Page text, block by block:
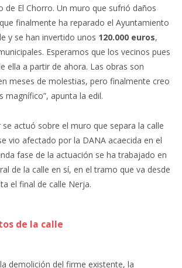
de El Chorro. Un muro que sufrió daños
finalmente ha reparado el Ayuntamiento
y se han invertido unos 120.000 euros,
Esperamos que los vecinos pues
ella a partir de ahora. Las obras son
meses de molestias, pero finalmente creo
magnífico”, apunta la edil.
se actuó sobre el muro que separa la calle
vio afectado por la DANA acaecida en el
fase de la actuación se ha trabajado en
de la calle en sí, en el tramo que va desde
el final de calle Nerja.
de la calle
demolición del firme existente, la